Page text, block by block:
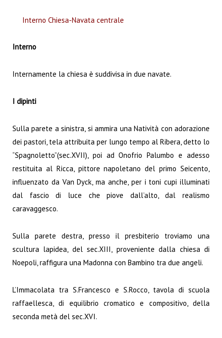
Interno Chiesa-Navata centrale
Interno
Internamente la chiesa è suddivisa in due navate.
I dipinti
Sulla parete a sinistra, si ammira una Natività con adorazione
dei pastori, tela attribuita per lungo tempo al Ribera, detto lo
“Spagnoletto”(sec.XVII), poi ad Onofrio Palumbo e adesso
restituita al Ricca, pittore napoletano del primo Seicento,
influenzato da Van Dyck, ma anche, per i toni cupi illuminati
dal fascio di luce che piove dall’alto, dal realismo
caravaggesco.
Sulla parete destra, presso il presbiterio troviamo una
scultura lapidea, del sec.XIII, proveniente dalla chiesa di
Noepoli, raffigura una Madonna con Bambino tra due angeli.
L’Immacolata tra S.Francesco e S.Rocco, tavola di scuola
raffaellesca, di equilibrio cromatico e compositivo, della
seconda metà del sec.XVI.